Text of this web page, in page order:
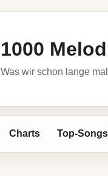
1000
Was wir schon lange
Charts Top-